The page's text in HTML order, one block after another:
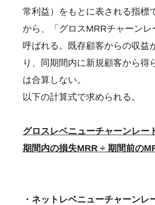
常利益）をもとに表される指標
から、「グロスMRRチャーンレ
呼ばれる。既存顧客からの収益
り、同期間内に新規顧客から得
は合算しない。
以下の計算式で求められる。
グロスレベニューチャーンレー
期間内の損失MRR ÷ 期間前の
・ネットレベニューチャーンレ